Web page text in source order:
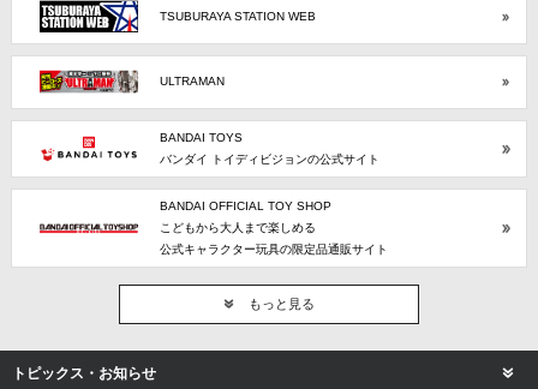
TSUBURAYA STATION WEB
ULTRAMAN
BANDAI TOYS
バンダイ トイディビジョンの公式サイト
BANDAI OFFICIAL TOY SHOP
こどもから大人まで楽しめる
公式キャラクター玩具の限定品通販サイト
もっと見る
トピックス・お知らせ